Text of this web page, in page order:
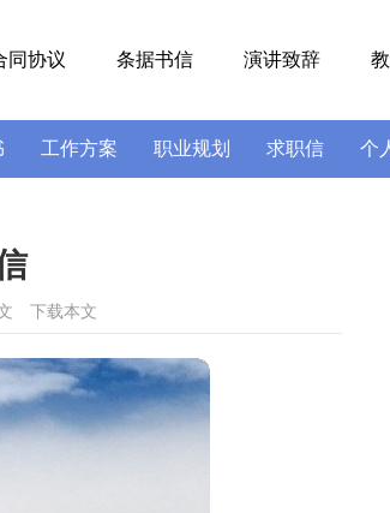
同协议 条据书信 演讲致辞
工作方案 职业规划 求职信 个
下载本文